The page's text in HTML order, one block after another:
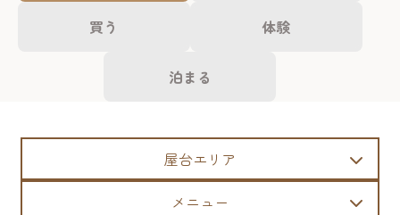
買う 体験
泊まる
屋台エリア
メニュー